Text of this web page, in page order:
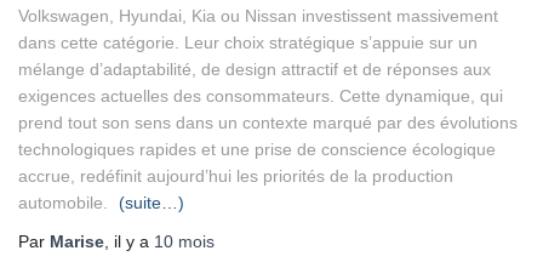
Volkswagen, Hyundai, Kia ou Nissan investissent massivement
dans cette catégorie. Leur choix stratégique s’appuie sur un
mélange d’adaptabilité, de design attractif et de réponses aux
exigences actuelles des consommateurs. Cette dynamique, qui
prend tout son sens dans un contexte marqué par des évolutions
technologiques rapides et une prise de conscience écologique
accrue, redéfinit aujourd’hui les priorités de la production
automobile.
(suite…)
Par Marise , il y a 10 mois